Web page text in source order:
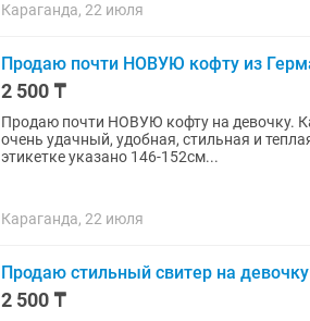
Караганда, 22 июля
Продаю почти НОВУЮ кофту из
2 500 ₸
Продаю почти НОВУЮ кофту на девочку.
очень удачный, удобная, стильная и
этикетке указано 146-152см...
Караганда, 22 июля
Продаю стильный свитер на
2 500 ₸